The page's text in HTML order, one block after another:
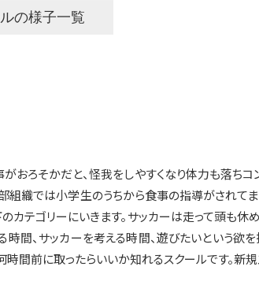
の様子一覧
おろそかだと、怪我をしやすくなり体力も落ち
組織では小学生のうちから食事の指導がされて
カテゴリーにいきます。サッカーは走って頭も
時間、サッカーを考える時間、遊びたいという
間前に取ったらいいか知れるスクールです。新規